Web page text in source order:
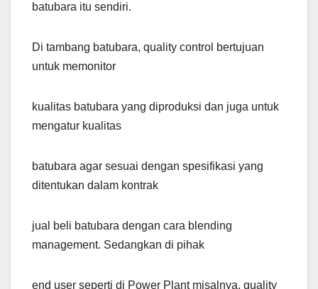
batubara itu sendiri.
Di tambang batubara, quality control bertujuan
untuk memonitor
kualitas batubara yang diproduksi dan juga untuk
mengatur kualitas
batubara agar sesuai dengan spesifikasi yang
ditentukan dalam kontrak
jual beli batubara dengan cara blending
management. Sedangkan di pihak
end user seperti di Power Plant misalnya, quality